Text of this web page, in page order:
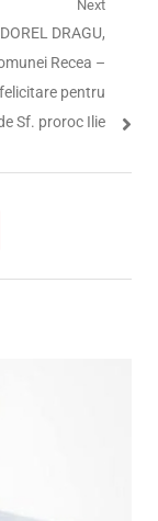
Next
DRAGU,
Recea –
pentru
Sf. proroc Ilie